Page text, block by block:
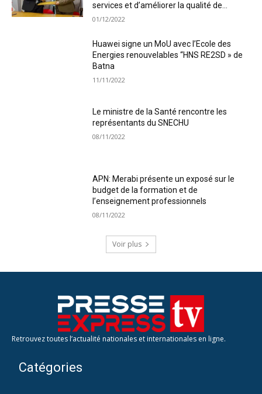
services et d’améliorer la qualité de...
01/12/2022
Huawei signe un MoU avec l’Ecole des
Energies renouvelables “HNS RE2SD » de
Batna
11/11/2022
Le ministre de la Santé rencontre les
représentants du SNECHU
08/11/2022
APN: Merabi présente un exposé sur le
budget de la formation et de
l’enseignement professionnels
08/11/2022
Voir plus
Retrouvez toutes l’actualité nationales et internationales en ligne.
Catégories